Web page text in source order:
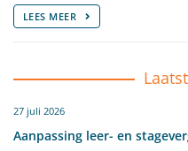
LEES MEER
27 juli 2026
Aanpassing leer- en